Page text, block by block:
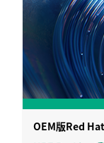
OEM版Red